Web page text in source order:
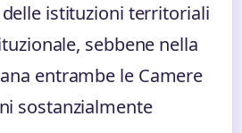
istituzioni territoriali
sebbene nella
entrambe le Camere
sostanzialmente